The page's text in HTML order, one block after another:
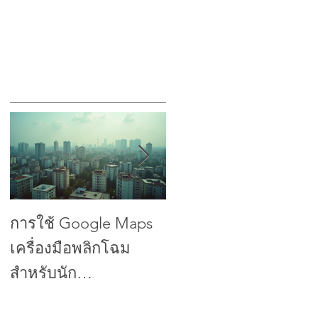
การใช้ Google Maps
เครื่องมือพลิกโฉม
สำหรับนัก